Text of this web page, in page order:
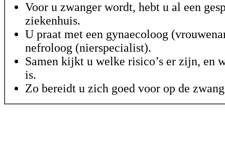
Voor u zwanger wordt, hebt u al een
ziekenhuis.
U praat met een gynaecoloog
nefroloog (nierspecialist).
Samen kijkt u welke risico’s er zijn, en
is.
Zo bereidt u zich goed voor op de